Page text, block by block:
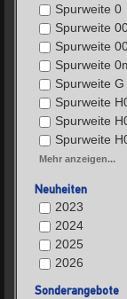
Spurweite 0
Spurweite
Spurweite
Spurweite
Spurweite G
Spurweite
Spurweite
Spurweite
Mehr anzeigen...
Neuheiten
2023
2024
2025
2026
Sonderangebote